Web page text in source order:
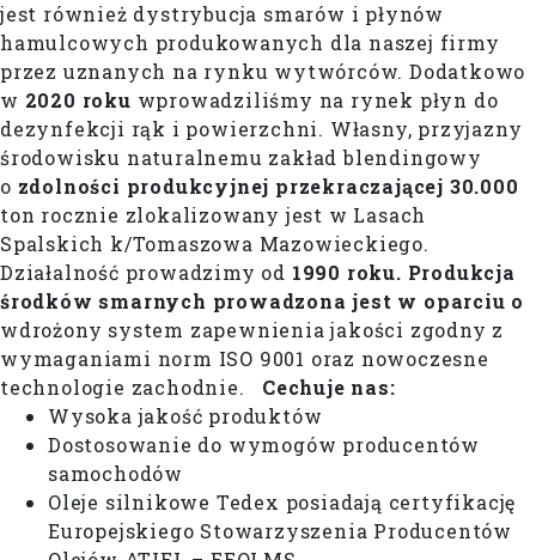
jest również dystrybucja smarów i płynów
hamulcowych produkowanych dla naszej firmy
przez uznanych na rynku wytwórców. Dodatkowo
w 2020 roku wprowadziliśmy na rynek płyn do
dezynfekcji rąk i powierzchni. Własny, przyjazny
środowisku naturalnemu zakład blendingowy
o zdolności produkcyjnej przekraczającej 30.000
ton rocznie zlokalizowany jest w Lasach
Spalskich k/Tomaszowa Mazowieckiego.
Działalność prowadzimy od 1990 roku. Produkcja
środków smarnych prowadzona jest w oparciu o
wdrożony system zapewnienia jakości zgodny z
wymaganiami norm ISO 9001 oraz nowoczesne
technologie zachodnie. Cechuje nas:
Wysoka jakość produktów
Dostosowanie do wymogów producentów
samochodów
Oleje silnikowe Tedex posiadają certyfikację
Europejskiego Stowarzyszenia Producentów